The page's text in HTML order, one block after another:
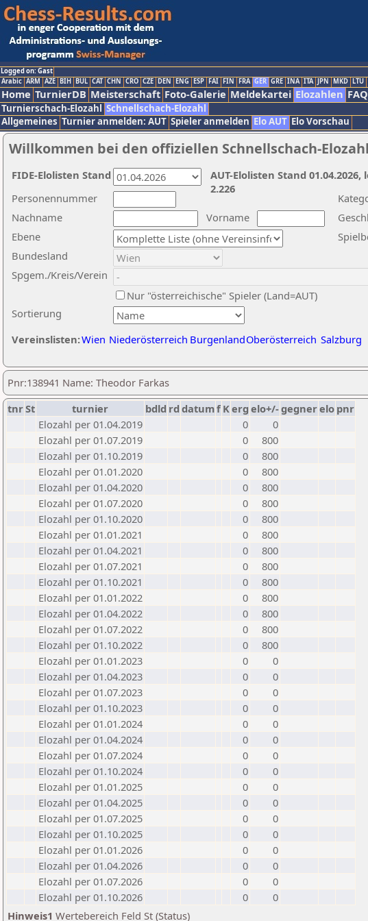
Logged on: Gast
Arabic ARM AZE BIH BUL CAT CHN CRO CZE DEN ENG ESP FAI FIN FRA GER GRE INA ITA JPN MKD LTU
Home TurnierDB Meisterschaft Foto-Galerie Meldekartei Elozahlen FAQ
Turnierschach-Elozahl Schnellschach-Elozahl
Allgemeines Turnier anmelden: AUT Spieler anmelden Elo AUT Elo Vorschau
Willkommen bei den offiziellen Schnellschach-
Nachname
Vorname
Ebene
Sortierung
Personennummer
Bundesland
Spgem./Kreis/Verein
Nur "österreichische" Spieler (Land=AUT)
Vereinslisten:Wien Niederösterreich BurgenlandOberösterreich Salzburg
AUT-Elolisten Stand
2.226
FIDE-Elolisten Stand
Pnr:138941 Name: Theodor Farkas
tnrSt turnier bdld rd datumf Kerg elo+/-gegnerelo pnr
Elozahl per 01.04.2019
0
0
Elozahl per 01.07.2019
0
800
Elozahl per 01.10.2019
0
800
Elozahl per 01.01.2020
0
800
Elozahl per 01.04.2020
0
800
Elozahl per 01.07.2020
0
800
Elozahl per 01.10.2020
0
800
Elozahl per 01.01.2021
0
800
Elozahl per 01.04.2021
0
800
Elozahl per 01.07.2021
0
800
Elozahl per 01.10.2021
0
800
Elozahl per 01.01.2022
0
800
Elozahl per 01.04.2022
0
800
Elozahl per 01.07.2022
0
800
Elozahl per 01.10.2022
0
800
Elozahl per 01.01.2023
0
0
Elozahl per 01.04.2023
0
0
Elozahl per 01.07.2023
0
0
Elozahl per 01.10.2023
0
0
Elozahl per 01.01.2024
0
0
Elozahl per 01.04.2024
0
0
Elozahl per 01.07.2024
0
0
Elozahl per 01.10.2024
0
0
Elozahl per 01.01.2025
0
0
Elozahl per 01.04.2025
0
0
Elozahl per 01.07.2025
0
0
Elozahl per 01.10.2025
0
0
Elozahl per 01.01.2026
0
0
Elozahl per 01.04.2026
0
0
Elozahl per 01.07.2026
0
0
Elozahl per 01.10.2026
0
0
Hinweis1 Wertebereich Feld St (Status)